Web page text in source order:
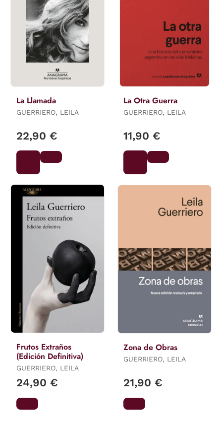
La Llamada
GUERRIERO, LEILA
22,90 €
La Otra Guerra
GUERRIERO, LEILA
11,90 €
Frutos Extraños
(Edición Definitiva)
GUERRIERO, LEILA
24,90 €
Zona de Obras
GUERRIERO, LEILA
21,90 €